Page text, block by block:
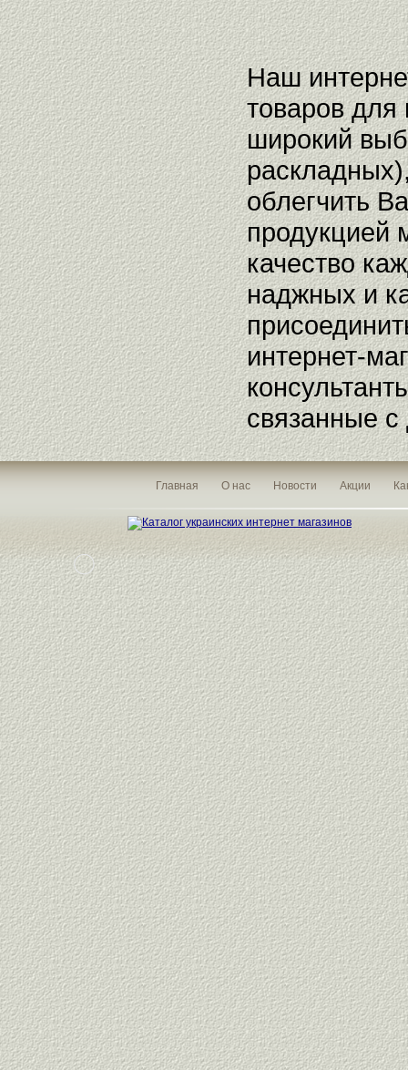
Наш
товаров
широкий
облегчить
продукцией
качество
наджных и
интернет-
связанные с
Главная О нас Новости Акции